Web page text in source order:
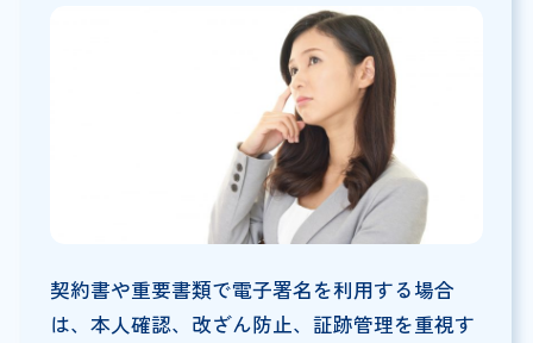
契約書や重要書類で電子署名を利用する場合
は、本人確認、改ざん防止、証跡管理を重視す